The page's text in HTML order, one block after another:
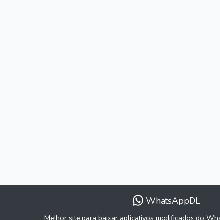
WhatsAppDL
Melhor site para baixar aplicativos modificados do